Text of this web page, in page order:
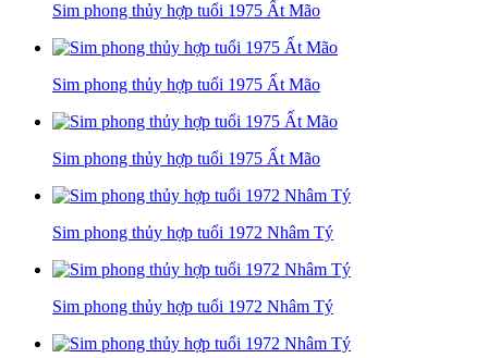
Sim phong thủy hợp tuổi 1975 Ất Mão
Sim phong thủy hợp tuổi 1975 Ất Mão
Sim phong thủy hợp tuổi 1975 Ất Mão
Sim phong thủy hợp tuổi 1972 Nhâm Tý
Sim phong thủy hợp tuổi 1972 Nhâm Tý